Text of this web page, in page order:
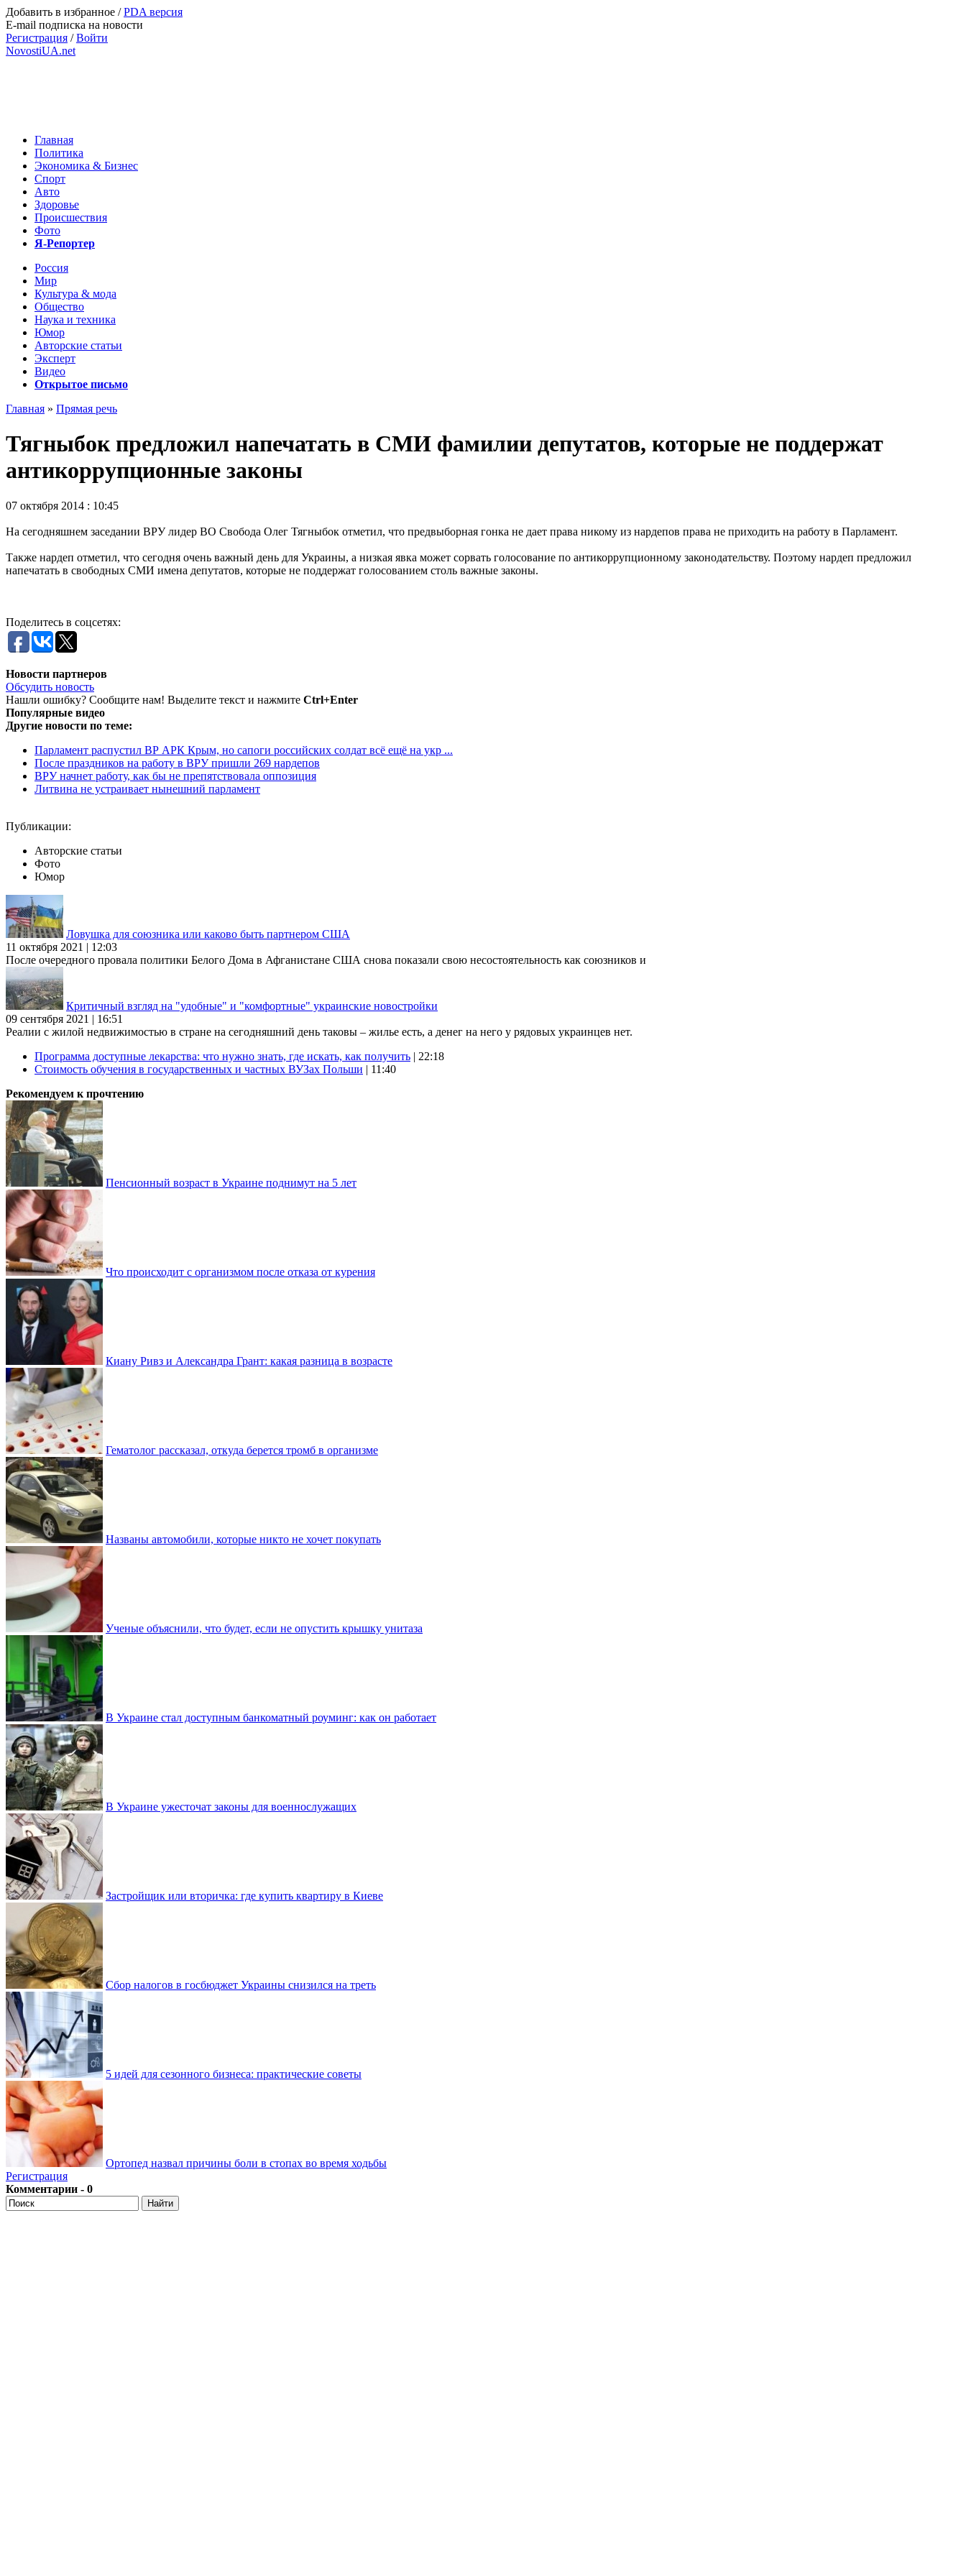
Добавить в избранное /PDA версия
E-mail подписка на новости
Регистрация /Войти
NovostiUA.net
Главная
Политика
Экономика & Бизнес
Спорт
Авто
Здоровье
Происшествия
Фото
Я-Репортер
Россия
Мир
Культура & мода
Общество
Наука и техника
Юмор
Авторские статьи
Эксперт
Видео
Открытое письмо
Главная » Прямая речь
Тягныбок предложил напечатать в СМИ фамилии депутатов, которые не поддержат
антикоррупционные законы
07 октября 2014 : 10:45
На сегодняшнем заседании ВРУ лидер ВО Свобода Олег Тягныбок отметил, что предвыборная гонка не дает права никому из нардепов права не приходить на работу в Парламент.
Также нардеп отметил, что сегодня очень важный день для Украины, а низкая явка может сорвать голосование по антикоррупционному законодательству. Поэтому нардеп предложил
напечатать в свободных СМИ имена депутатов, которые не поддержат голосованием столь важные законы.
Поделитесь в соцсетях:
Новости партнеров
Обсудить новость
Нашли ошибку? Сообщите нам! Выделите текст и нажмите Ctrl+Enter
Популярные видео
Другие новости по теме:
Парламент распустил ВР АРК Крым, но сапоги российских солдат всё ещё на укр ...
После праздников на работу в ВРУ пришли 269 нардепов
ВРУ начнет работу, как бы не препятствовала оппозиция
Литвина не устраивает нынешний парламент
Публикации:
Авторские статьи
Фото
Юмор
Ловушка для союзника или каково быть партнером США
11 октября 2021 | 12:03
После очередного провала политики Белого Дома в Афганистане США снова показали свою несостоятельность как союзников и
Критичный взгляд на "удобные" и "комфортные" украинские новостройки
09 сентября 2021 | 16:51
Реалии с жилой недвижимостью в стране на сегодняшний день таковы – жилье есть, а денег на него у рядовых украинцев нет.
Программа доступные лекарства: что нужно знать, где искать, как получить | 22:18
Стоимость обучения в государственных и частных ВУЗах Польши | 11:40
Рекомендуем к прочтению
Пенсионный возраст в Украине поднимут на 5 лет
Что происходит с организмом после отказа от курения
Киану Ривз и Александра Грант: какая разница в возрасте
Гематолог рассказал, откуда берется тромб в организме
Названы автомобили, которые никто не хочет покупать
Ученые объяснили, что будет, если не опустить крышку унитаза
В Украине стал доступным банкоматный роуминг: как он работает
В Украине ужесточат законы для военнослужащих
Застройщик или вторичка: где купить квартиру в Киеве
Сбор налогов в госбюджет Украины снизился на треть
5 идей для сезонного бизнеса: практические советы
Ортопед назвал причины боли в стопах во время ходьбы
Регистрация
Комментарии - 0